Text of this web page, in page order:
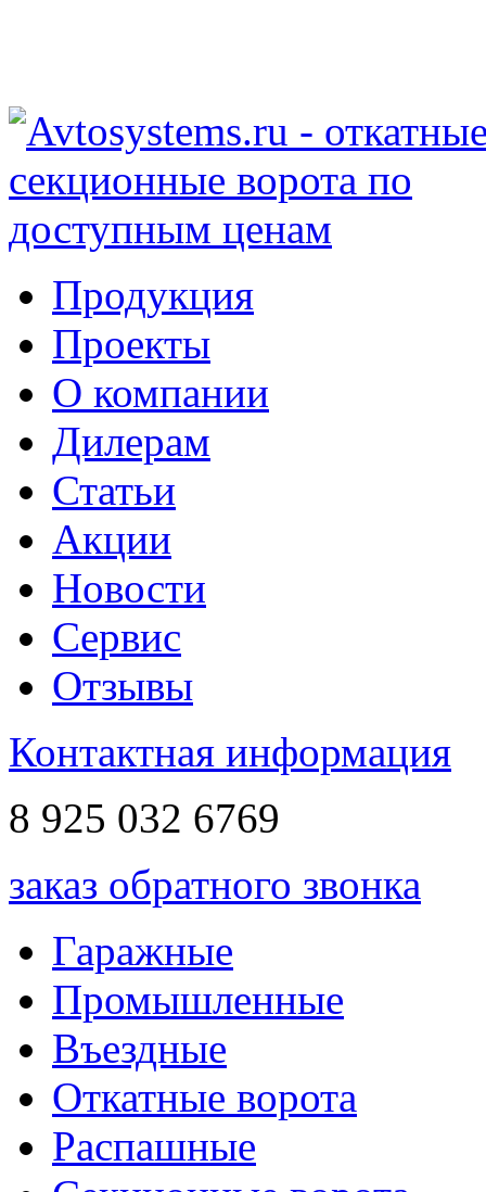
Продукция
Проекты
О компании
Дилерам
Статьи
Акции
Новости
Сервис
Отзывы
Контактная информация
8 925 032 6769
заказ обратного звонка
Гаражные
Промышленные
Въездные
Откатные ворота
Распашные